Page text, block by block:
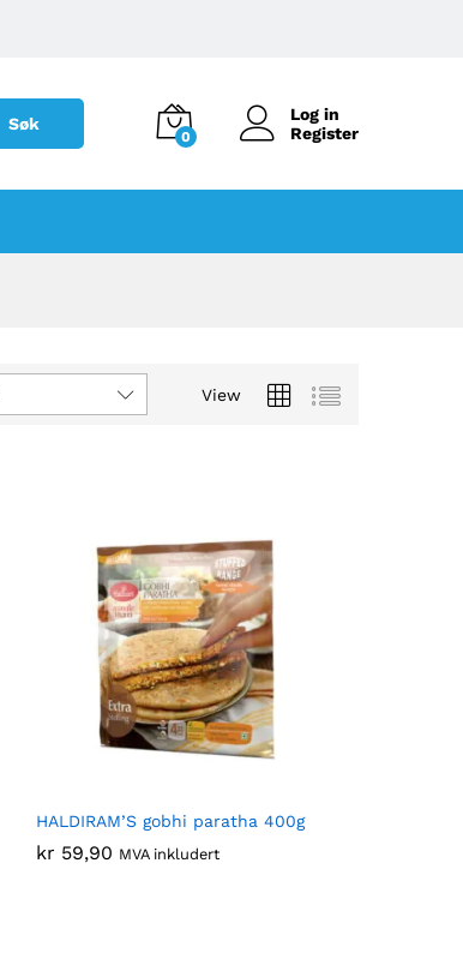
Søk
0
Log in
Register
View
HALDIRAM’S gobhi paratha 400g
kr 59,90 MVA inkludert
kr 59,90